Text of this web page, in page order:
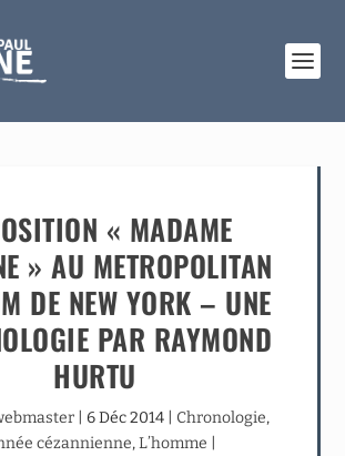
« MADAME
» AU METROPOLITAN
DE NEW YORK – UNE
PAR RAYMOND
HURTU
| 6 Déc 2014| Chronologie,
cézannienne,L’homme